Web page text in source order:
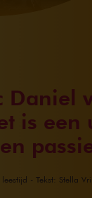
Daniel
is een
- Tekst: Stella